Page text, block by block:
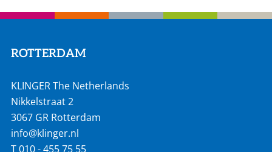
ROTTERDAM
KLINGER The Netherlands
Nikkelstraat 2
3067 GR Rotterdam
info@klinger.nl
T010 - 455 75 55